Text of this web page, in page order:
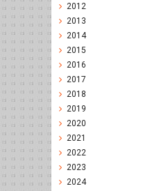
2012
2013
2014
2015
2016
2017
2018
2019
2020
2021
2022
2023
2024